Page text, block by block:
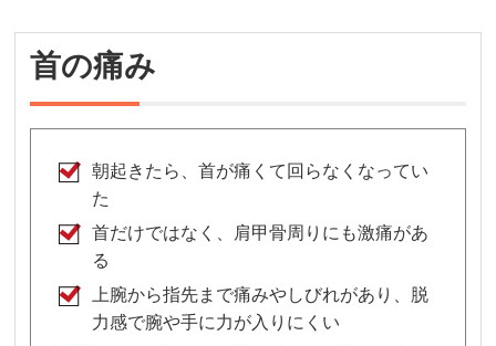
首の痛み
朝起きたら、首が痛くて回らなくなってい
た
首だけではなく、肩甲骨周りにも激痛があ
る
上腕から指先まで痛みやしびれがあり、脱
力感で腕や手に力が入りにくい